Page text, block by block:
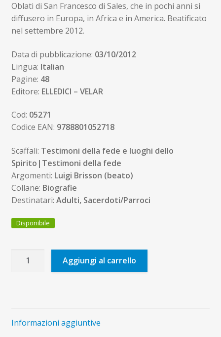
Oblati di San Francesco di Sales, che in pochi anni si
diffusero in Europa, in Africa e in America. Beatificato
nel settembre 2012.
Data di pubblicazione: 03/10/2012
Lingua: Italian
Pagine: 48
Editore: ELLEDICI – VELAR
Cod: 05271
Codice EAN: 9788801052718
Scaffali: Testimoni della fede e luoghi dello
Spirito|Testimoni della fede
Argomenti: Luigi Brisson (beato)
Collane: Biografie
Destinatari: Adulti, Sacerdoti/Parroci
Disponibile
Padre
Aggiungi al carrello
Informazioni aggiuntive